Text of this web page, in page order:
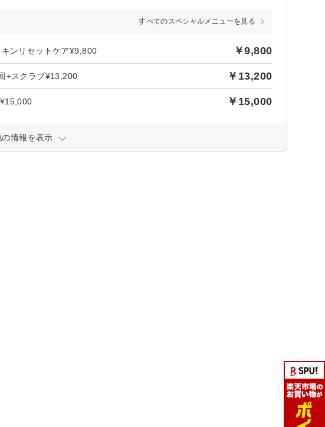
すべてのスペシャルメニューを見る
ンリセットケア¥9,800 ￥9,800
+スクラブ¥13,200 ￥13,200
￥15,000
の情報を表示